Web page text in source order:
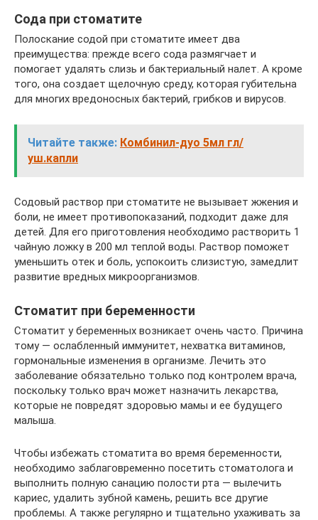
Сода при стоматите
Полоскание содой при стоматите имеет два
преимущества: прежде всего сода размягчает и
помогает удалять слизь и бактериальный налет. А кроме
того, она создает щелочную среду, которая губительна
для многих вредоносных бактерий, грибков и вирусов.
Читайте также: Комбинил-дуо 5мл гл/
уш.капли
Содовый раствор при стоматите не вызывает жжения и
боли, не имеет противопоказаний, подходит даже для
детей. Для его приготовления необходимо растворить 1
чайную ложку в 200 мл теплой воды. Раствор поможет
уменьшить отек и боль, успокоить слизистую, замедлит
развитие вредных микроорганизмов.
Стоматит при беременности
Стоматит у беременных возникает очень часто. Причина
тому — ослабленный иммунитет, нехватка витаминов,
гормональные изменения в организме. Лечить это
заболевание обязательно только под контролем врача,
поскольку только врач может назначить лекарства,
которые не повредят здоровью мамы и ее будущего
малыша.
Чтобы избежать стоматита во время беременности,
необходимо заблаговременно посетить стоматолога и
выполнить полную санацию полости рта — вылечить
кариес, удалить зубной камень, решить все другие
проблемы. А также регулярно и тщательно ухаживать за